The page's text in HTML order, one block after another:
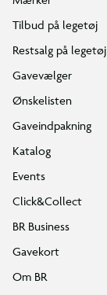
Tilbud på legetøj
Restsalg på legetøj
Gavevælger
Ønskelisten
Gaveindpakning
Katalog
Events
Click&Collect
BR Business
Gavekort
Om BR